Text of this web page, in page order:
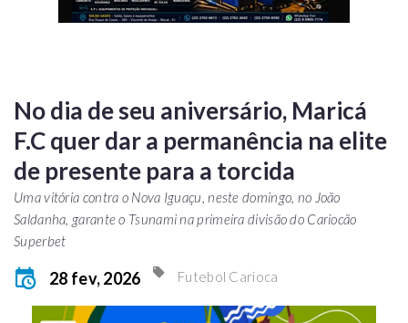
No dia de seu aniversário, Maricá
F.C quer dar a permanência na elite
de presente para a torcida
Uma vitória contra o Nova Iguaçu, neste domingo, no João
Saldanha, garante o Tsunami na primeira divisão do Cariocão
Superbet
28 fev, 2026 Futebol Carioca